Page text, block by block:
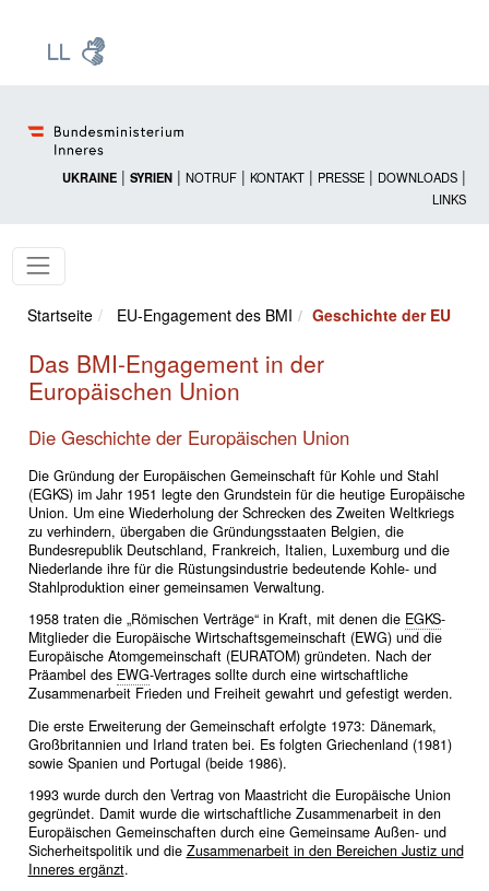
UKRAINE | SYRIEN | NOTRUF | KONTAKT | PRESSE | DOWNLOADS |
LINKS
Startseite EU-Engagement des BMI Geschichte der EU
Das BMI-Engagement in der
Europäischen Union
Die Geschichte der Europäischen Union
Die Gründung der Europäischen Gemeinschaft für Kohle und Stahl
(EGKS) im Jahr 1951 legte den Grundstein für die heutige Europäische
Union. Um eine Wiederholung der Schrecken des Zweiten Weltkriegs
zu verhindern, übergaben die Gründungsstaaten Belgien, die
Bundesrepublik Deutschland, Frankreich, Italien, Luxemburg und die
Niederlande ihre für die Rüstungsindustrie bedeutende Kohle- und
Stahlproduktion einer gemeinsamen Verwaltung.
1958 traten die „Römischen Verträge“ in Kraft, mit denen die EGKS-
Mitglieder die Europäische Wirtschaftsgemeinschaft (EWG) und die
Europäische Atomgemeinschaft (EURATOM) gründeten. Nach der
Präambel des EWG-Vertrages sollte durch eine wirtschaftliche
Zusammenarbeit Frieden und Freiheit gewahrt und gefestigt werden.
Die erste Erweiterung der Gemeinschaft erfolgte 1973: Dänemark,
Großbritannien und Irland traten bei. Es folgten Griechenland (1981)
sowie Spanien und Portugal (beide 1986).
1993 wurde durch den Vertrag von Maastricht die Europäische Union
gegründet. Damit wurde die wirtschaftliche Zusammenarbeit in den
Europäischen Gemeinschaften durch eine Gemeinsame Außen- und
Sicherheitspolitik und die Zusammenarbeit in den Bereichen Justiz und
Inneres ergänzt.